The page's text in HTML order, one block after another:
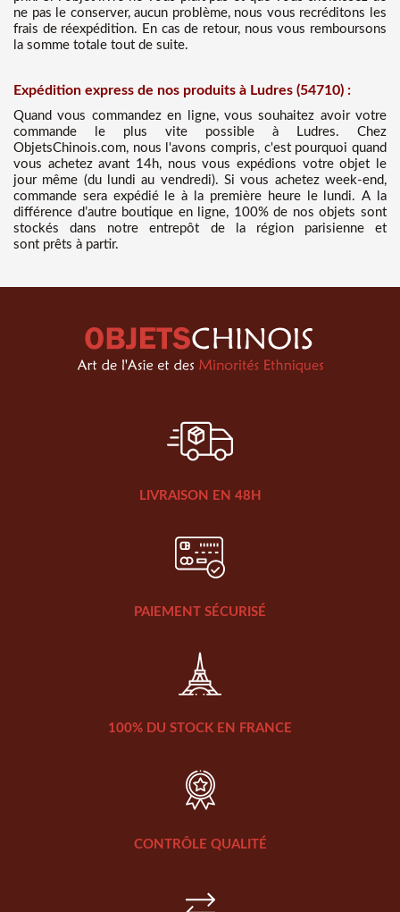
ne pas le conserver, aucun problème, nous vous recréditons les
frais de réexpédition. En cas de retour, nous vous remboursons
la somme totale tout de suite.
Expédition express de nos produits à Ludres (54710) :
Quand vous commandez en ligne, vous souhaitez avoir votre
commande le plus vite possible à Ludres. Chez
ObjetsChinois.com, nous l'avons compris, c'est pourquoi quand
vous achetez avant 14h, nous vous expédions votre objet le
jour même (du lundi au vendredi). Si vous achetez week-end,
commande sera expédié le à la première heure le lundi. A la
différence d’autre boutique en ligne, 100% de nos objets sont
stockés dans notre entrepôt de la région parisienne et
sont prêts à partir.
LIVRAISON EN 48H
PAIEMENT SÉCURISÉ
100% DU STOCK EN FRANCE
CONTRÔLE QUALITÉ